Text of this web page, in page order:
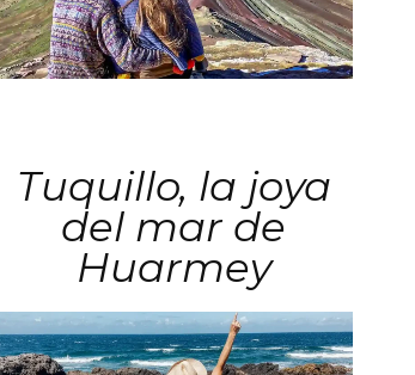
Tuquillo, la joya
del mar de
Huarmey